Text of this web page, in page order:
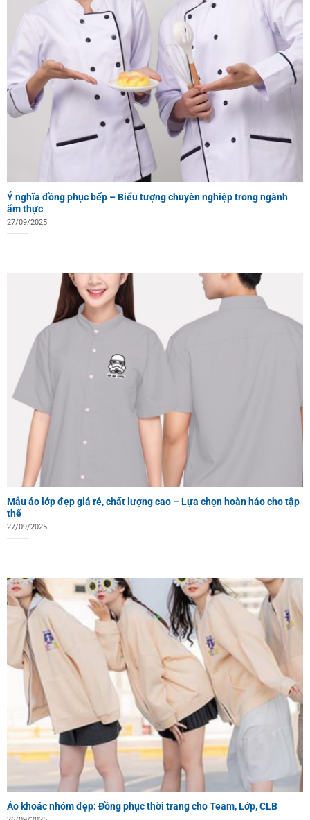
Ý nghĩa đồng phục bếp – Biểu tượng chuyên nghiệp trong ngành
ẩm thực
27/09/2025
Mẫu áo lớp đẹp giá rẻ, chất lượng cao – Lựa chọn hoàn hảo cho tập
thể
27/09/2025
Áo khoác nhóm đẹp: Đồng phục thời trang cho Team, Lớp, CLB